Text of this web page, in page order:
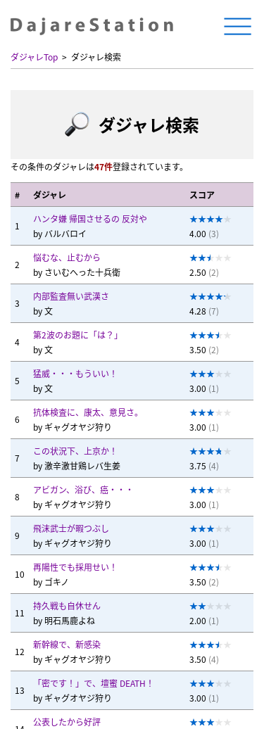
ダジャレTop ダジャレ検索
ダジャレ検索
その条件のダジャレは47件登録されています。
# ダジャレ スコア
1
ハンタ嫌 帰国させるの 反対や
by バルバロイ 4.00 (3)
2
悩むな、止むから
by さいむへった十兵衛 2.50 (2)
3
内部監査無い武漢さ
by文 4.28 (7)
4
第2波のお題に「は？」
by文 3.50 (2)
5
猛威・・・もういい！
by文 3.00 (1)
6
抗体検査に、康太、意見さ。
by ギャグオヤジ狩り 3.00 (1)
7
この状況下、上京か！
by激辛激甘鶏レバ生姜 3.75 (4)
8
アビガン、浴び、癌・・・
by ギャグオヤジ狩り 3.00 (1)
9
飛沫武士が暇つぶし
by ギャグオヤジ狩り 3.00 (1)
10
再陽性でも採用せい！
by ゴキノ 3.50 (2)
11
持久戦も自休せん
by 明石馬鹿よね 2.00 (1)
12
新幹線で、新感染
by ギャグオヤジ狩り 3.50 (4)
13
「密です！」で、壇蜜 DEATH！
by ギャグオヤジ狩り 3.00 (1)
公表したから好評